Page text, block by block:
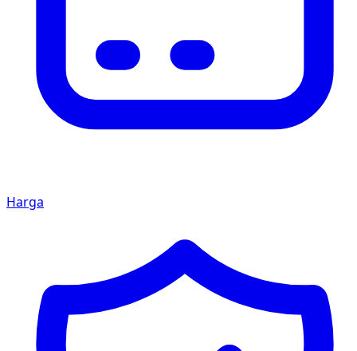
Harga